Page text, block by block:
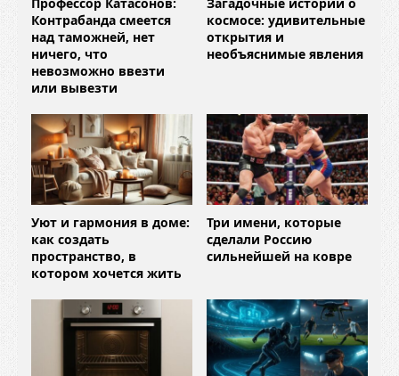
Профессор Катасонов:
Контрабанда смеется
над таможней, нет
ничего, что
невозможно ввезти
или вывезти
Загадочные истории о
космосе: удивительные
открытия и
необъяснимые явления
Уют и гармония в доме:
как создать
пространство, в
котором хочется жить
Три имени, которые
сделали Россию
сильнейшей на ковре